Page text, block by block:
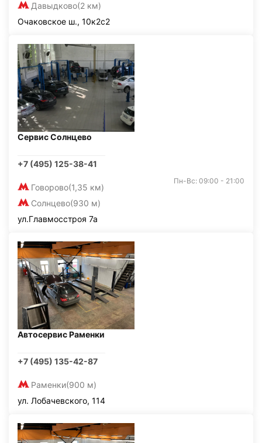
Давыдково(2 км)
Очаковское ш., 10к2с2
Сервис Солнцево
+7 (495) 125-38-41
Говорово(1,35 км)
Солнцево(930 м)
Пн-Вс: 09:00 - 21:00
ул.Главмосстроя 7а
Автосервис Раменки
+7 (495) 135-42-87
Раменки(900 м)
ул. Лобачевского, 114